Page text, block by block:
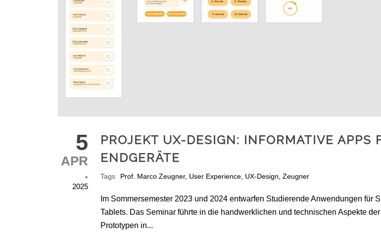
5
APR
.
2025
PROJEKT UX-DESIGN: INFORMATIVE APPS
ENDGERÄTE
Tags Prof. Marco Zeugner, User Experience UX-Design Zeugner
Im Sommersemester 2023 und 2024 entwarfen Studierende Anwendungen für
Tablets. Das Seminar führte in die handwerklichen und technischen Aspekte
Prototypen in...